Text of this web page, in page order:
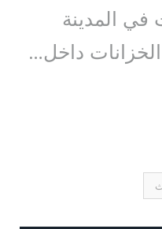
المدينة
داخل…